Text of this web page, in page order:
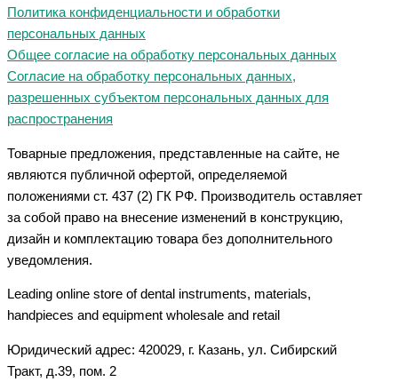
Политика конфиденциальности и обработки
персональных данных
Общее согласие на обработку персональных данных
Согласие на обработку персональных данных,
разрешенных субъектом персональных данных для
распространения
Товарные предложения, представленные на сайте, не
являются публичной офертой, определяемой
положениями ст. 437 (2) ГК РФ. Производитель оставляет
за собой право на внесение изменений в конструкцию,
дизайн и комплектацию товара без дополнительного
уведомления.
Leading online store of dental instruments, materials,
handpieces and equipment wholesale and retail
Юридический адрес: 420029, г. Казань, ул. Сибирский
Тракт, д.39, пом. 2